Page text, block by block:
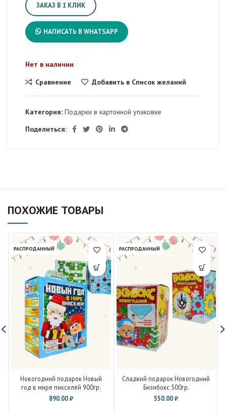
ЗАКАЗ В 1 КЛИК
НАПИСАТЬ В WHATSAPP
Нет в наличии
Сравнение
Добавить в Список желаний
Категория: Подарки в картонной упаковке
Поделиться:
ПОХОЖИЕ ТОВАРЫ
РАСПРОДАННЫЙ
Новогодний подарок Новый
год в мире пикселей 900гр.
890.00₽
РАСПРОДАННЫЙ
Сладкий подарок Новогодний
Бизибокс 500гр.
550.00₽